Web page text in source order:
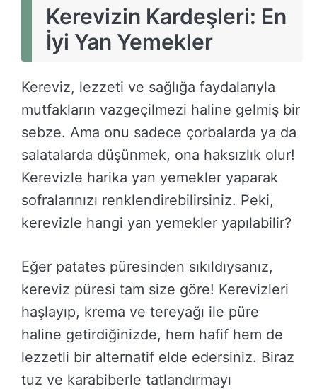
Kerevizin Kardeşleri: En
İyi Yan Yemekler
Kereviz, lezzeti ve sağlığa faydalarıyla
mutfakların vazgeçilmezi haline gelmiş bir
sebze. Ama onu sadece çorbalarda ya da
salatalarda düşünmek, ona haksızlık olur!
Kerevizle harika yan yemekler yaparak
sofralarınızı renklendirebilirsiniz. Peki,
kerevizle hangi yan yemekler yapılabilir?
Eğer patates püresinden sıkıldıysanız,
kereviz püresi tam size göre! Kerevizleri
haşlayıp, krema ve tereyağı ile püre
haline getirdiğinizde, hem hafif hem de
lezzetli bir alternatif elde edersiniz. Biraz
tuz ve karabiberle tatlandırmayı